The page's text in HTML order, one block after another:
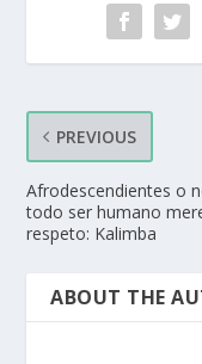
PREVIOUS
Afrodescendientes o
todo ser humano
respeto: Kalimba
ABOUT THE